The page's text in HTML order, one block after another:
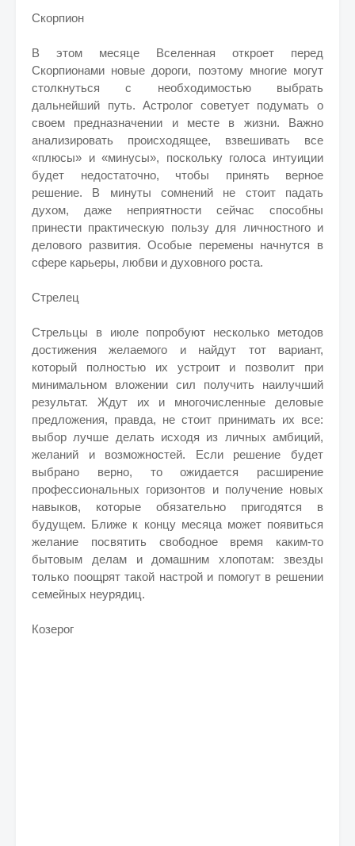
Скорпион
В этом месяце Вселенная откроет перед
Скорпионами новые дороги, поэтому многие могут
столкнуться с необходимостью выбрать
дальнейший путь. Астролог советует подумать о
своем предназначении и месте в жизни. Важно
анализировать происходящее, взвешивать все
«плюсы» и «минусы», поскольку голоса интуиции
будет недостаточно, чтобы принять верное
решение. В минуты сомнений не стоит падать
духом, даже неприятности сейчас способны
принести практическую пользу для личностного и
делового развития. Особые перемены начнутся в
сфере карьеры, любви и духовного роста.
Стрелец
Стрельцы в июле попробуют несколько методов
достижения желаемого и найдут тот вариант,
который полностью их устроит и позволит при
минимальном вложении сил получить наилучший
результат. Ждут их и многочисленные деловые
предложения, правда, не стоит принимать их все:
выбор лучше делать исходя из личных амбиций,
желаний и возможностей. Если решение будет
выбрано верно, то ожидается расширение
профессиональных горизонтов и получение новых
навыков, которые обязательно пригодятся в
будущем. Ближе к концу месяца может появиться
желание посвятить свободное время каким-то
бытовым делам и домашним хлопотам: звезды
только поощрят такой настрой и помогут в решении
семейных неурядиц.
Козерог